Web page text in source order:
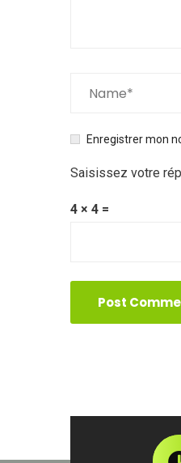
Enregistrer mon
Saisissez votre
4 × 4 =